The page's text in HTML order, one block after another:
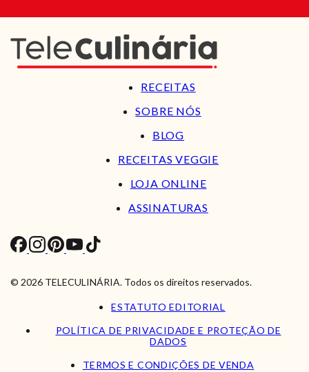
RECEITAS
SOBRE NÓS
BLOG
RECEITAS VEGGIE
LOJA ONLINE
ASSINATURAS
© 2026 TELECULINÁRIA. Todos os direitos reservados.
ESTATUTO EDITORIAL
POLÍTICA DE PRIVACIDADE E PROTEÇÃO DE
DADOS
TERMOS E CONDIÇÕES DE VENDA